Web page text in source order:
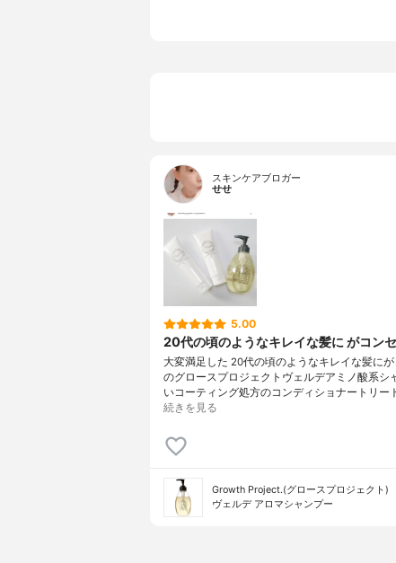
アルロン
キス、ロ
スキンケアブロガー
せせ
5.00
20代の頃のようなキレイな髪に がコン
大変満足した 20代の頃のようなキレイな髪にが
のグロースプロジェクトヴェルデアミノ酸系シ
いコーティング処方のコンディショナートリー
続きを見る
Growth Project.(グロースプロジェクト)
ヴェルデ アロマシャンプー